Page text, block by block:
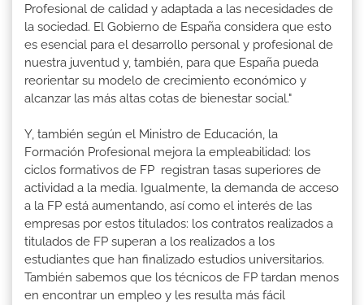
Profesional de calidad y adaptada a las necesidades de
la sociedad. El Gobierno de España considera que esto
es esencial para el desarrollo personal y profesional de
nuestra juventud y, también, para que España pueda
reorientar su modelo de crecimiento económico y
alcanzar las más altas cotas de bienestar social."
Y, también según el Ministro de Educación, la
Formación Profesional mejora la empleabilidad: los
ciclos formativos de FP registran tasas superiores de
actividad a la media. Igualmente, la demanda de acceso
a la FP está aumentando, así como el interés de las
empresas por estos titulados: los contratos realizados a
titulados de FP superan a los realizados a los
estudiantes que han finalizado estudios universitarios.
También sabemos que los técnicos de FP tardan menos
en encontrar un empleo y les resulta más fácil